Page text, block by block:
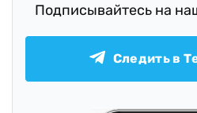
Подписывайтесь на
Следить в